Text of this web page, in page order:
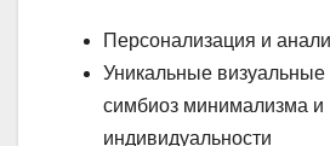
Персонализация и
Уникальные визуальные
симбиоз минимализма и
индивидуальности